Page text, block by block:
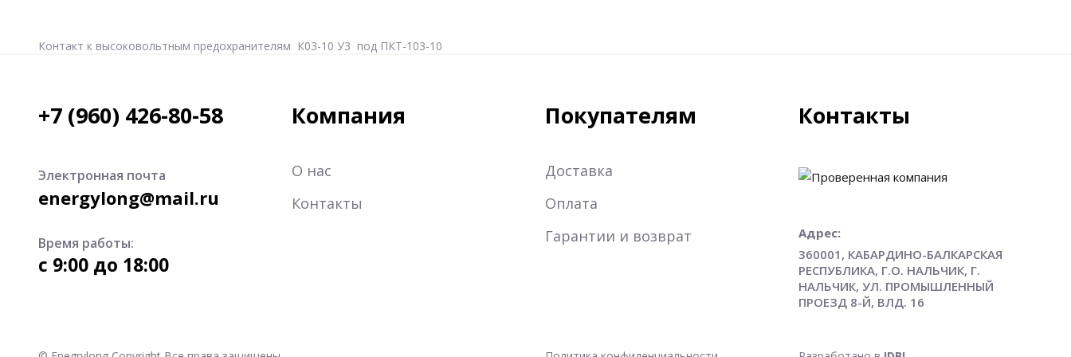
Контакт к высоковольтным предохранителям К03-10 У3 под ПКТ-103-10
+7 (960) 426-80-58
Электронная почта
energylong@mail.ru
Время работы:
c 9:00 до 18:00
Компания
О нас
Контакты
Покупателям
Доставка
Оплата
Гарантии и возврат
Контакты
Адрес:
360001, КАБАРДИНО-БАЛКАРСКАЯ
РЕСПУБЛИКА, Г.О. НАЛЬЧИК, Г.
НАЛЬЧИК, УЛ. ПРОМЫШЛЕННЫЙ
ПРОЕЗД 8-Й, ВЛД. 16